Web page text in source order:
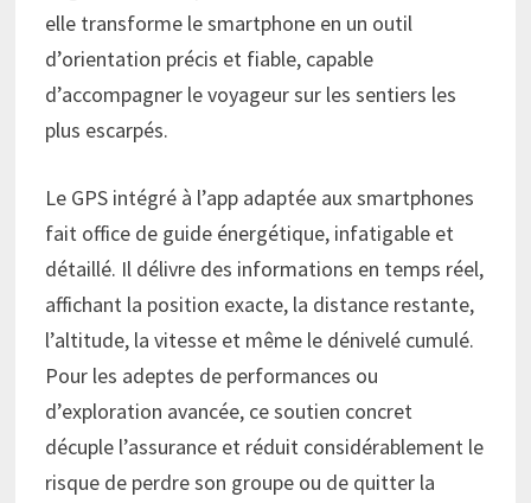
elle transforme le smartphone en un outil
d’orientation précis et fiable, capable
d’accompagner le voyageur sur les sentiers les
plus escarpés.
Le GPS intégré à l’app adaptée aux smartphones
fait office de guide énergétique, infatigable et
détaillé. Il délivre des informations en temps réel,
affichant la position exacte, la distance restante,
l’altitude, la vitesse et même le dénivelé cumulé.
Pour les adeptes de performances ou
d’exploration avancée, ce soutien concret
décuple l’assurance et réduit considérablement le
risque de perdre son groupe ou de quitter la